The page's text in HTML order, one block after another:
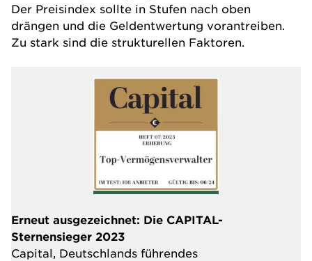
Der Preisindex sollte in Stufen nach oben
drängen und die Geldentwertung vorantreiben.
Zu stark sind die strukturellen Faktoren.
Erneut ausgezeichnet: Die CAPITAL-
Sternensieger 2023
Capital, Deutschlands führendes